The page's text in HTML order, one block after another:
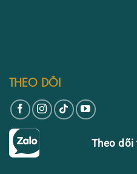
THEO DÕI
Theo dõi